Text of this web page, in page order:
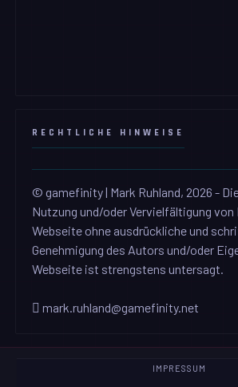
RECHTLICHE HINWEISE
© gamefinity | Mark Ruhland, 2026 -
Nutzung und/oder Vervielfältigung von
Webseite ohne ausdrückliche und
Genehmigung des Autors und/oder
Webseite ist strengstens untersagt.
mark.ruhland@gamefinity.net
IMPRESSUM